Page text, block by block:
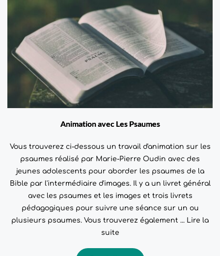
Animation avec Les Psaumes
Vous trouverez ci-dessous un travail d'animation sur les
psaumes réalisé par Marie-Pierre Oudin avec des
jeunes adolescents pour aborder les psaumes de la
Bible par l'intermédiaire d'images. Il y a un livret général
avec les psaumes et les images et trois livrets
pédagogiques pour suivre une séance sur un ou
plusieurs psaumes. Vous trouverez également ... Lire la
suite